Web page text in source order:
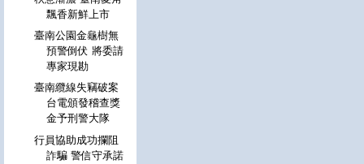
飄香新鮮上市
臺南公園金龜樹無
預警倒伏 將委請
專家現勘
臺南纜線失竊破案
台電頒發稽查獎
金予刑警大隊
行員協助成功攔阻
詐騙 警信守承諾